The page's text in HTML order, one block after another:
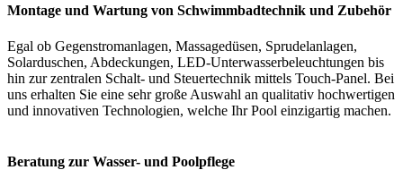
Montage und Wartung von Schwimmbadtechnik und Zubehör
Egal ob Gegenstromanlagen, Massagedüsen, Sprudelanlagen,
Solarduschen, Abdeckungen, LED-Unterwasserbeleuchtungen bis
hin zur zentralen Schalt- und Steuertechnik mittels Touch-Panel. Bei
uns erhalten Sie eine sehr große Auswahl an qualitativ hochwertigen
und innovativen Technologien, welche Ihr Pool einzigartig machen.
Beratung zur Wasser- und Poolpflege